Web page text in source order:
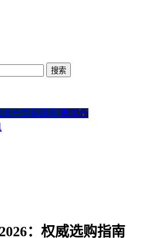
产交易顾问 微房产
名2026：权威
：权威选购指南